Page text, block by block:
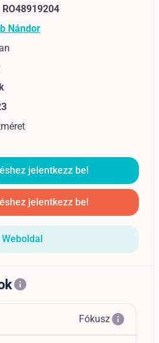
RO48919204
Nándor
jelentkezz be!
jelentkezz be!
Weboldal
info
Fókuszinfo